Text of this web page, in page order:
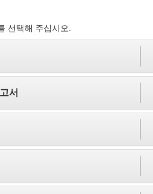
선택해 주십시오.
서